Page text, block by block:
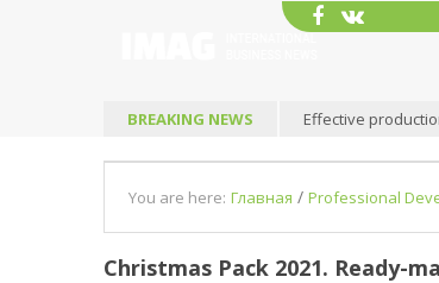
BREAKING NEWS Effective
You are here: Главная / Professional
Christmas Pack 2021. Ready-